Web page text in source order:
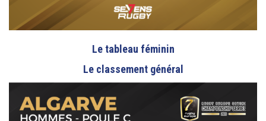
Le tableau féminin
Le classement général